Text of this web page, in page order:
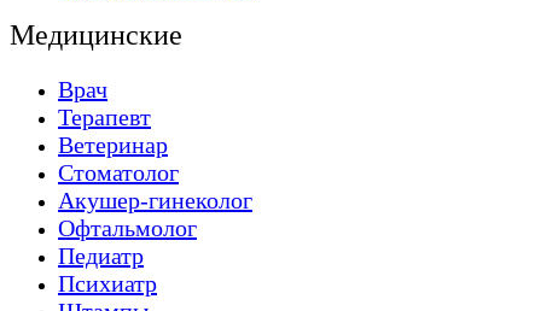
Медицинские
Врач
Терапевт
Ветеринар
Стоматолог
Акушер-гинеколог
Офтальмолог
Педиатр
Психиатр